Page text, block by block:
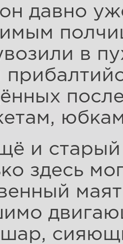
давно
в
и
здесь